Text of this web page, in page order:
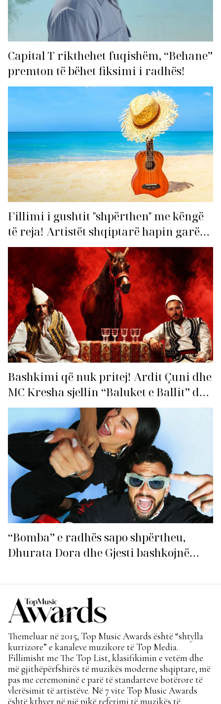
Capital T rikthehet fuqishëm, “Behane”
premton të bëhet fiksimi i radhës!
Fillimi i gushtit "shpërthen" me këngë
të reja! Artistët shqiptarë hapin garën
për hitin e verës!
Bashkimi që nuk pritej! Ardit Çuni dhe
MC Kresha sjellin “Baluket e Ballit” dhe
ndezin rrjetin!
“Bomba” e radhës sapo shpërtheu,
Dhurata Dora dhe Gjesti bashkojnë
Themeluar në 2015, Top Music Awards është “shtylla
kurrizore” e kanaleve muzikore të Top Media.
Fillimisht me The Top List, klasifikimin e vetëm dhe
më gjithëpërfshirës të muzikës moderne shqiptare, më
pas me ceremoninë e parë të standarteve botërore të
vlerësimit të artistëve. Në 7 vite Top Music Awards
është kthyer në një pikë referimi të muzikës të